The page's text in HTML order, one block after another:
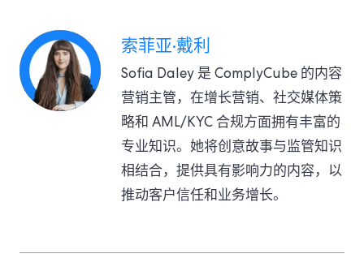
索菲亚·戴利
Sofia Daley 是 ComplyCube 的内容
营销主管，在增长营销、社交媒体策
略和 AML/KYC 合规方面拥有丰富的
专业知识。她将创意故事与监管知识
相结合，提供具有影响力的内容，以
推动客户信任和业务增长。